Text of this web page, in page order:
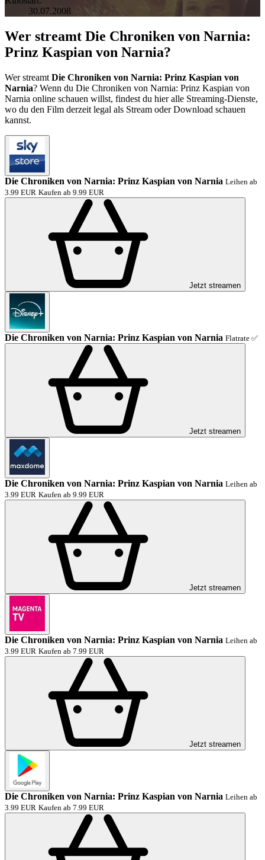
30.07.2008
Wer streamt Die Chroniken von Narnia:
Prinz Kaspian von Narnia?
Wer streamt Die Chroniken von Narnia: Prinz Kaspian von
Narnia? Wenn du Die Chroniken von Narnia: Prinz Kaspian von
Narnia online schauen willst, findest du hier alle Streaming-Dienste,
wo du den Film derzeit legal als Stream oder Download schauen
kannst.
Die Chroniken von Narnia: Prinz Kaspian von Narnia Leihen ab
3.99 EUR Kaufen ab 9.99 EUR
Jetzt streamen
Die Chroniken von Narnia: Prinz Kaspian von Narnia Flatrate ✅
Jetzt streamen
Die Chroniken von Narnia: Prinz Kaspian von Narnia Leihen ab
3.99 EUR Kaufen ab 9.99 EUR
Jetzt streamen
Die Chroniken von Narnia: Prinz Kaspian von Narnia Leihen ab
3.99 EUR Kaufen ab 7.99 EUR
Jetzt streamen
Die Chroniken von Narnia: Prinz Kaspian von Narnia Leihen ab
3.99 EUR Kaufen ab 7.99 EUR